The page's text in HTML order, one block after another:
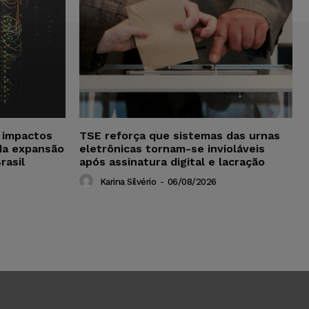
expansão
TSE reforça que sistemas das urnas
eletrônicas tornam-se invioláveis
após assinatura digital e lacração
Karina Silvério - 06/08/2026